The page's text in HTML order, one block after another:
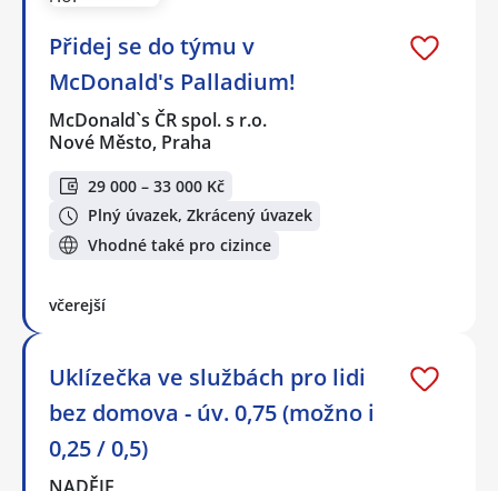
Přidej se do týmu v
McDonald's Palladium!
McDonald`s ČR spol. s r.o.
Nové Město, Praha
29 000 – 33 000 Kč
Plný úvazek, Zkrácený úvazek
Vhodné také pro cizince
včerejší
Uklízečka ve službách pro lidi
bez domova - úv. 0,75 (možno i
0,25 / 0,5)